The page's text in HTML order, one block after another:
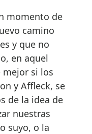
momento de
camino
y que no
en aquel
si los
y Affleck, se
de la idea de
nuestras
suyo, o la